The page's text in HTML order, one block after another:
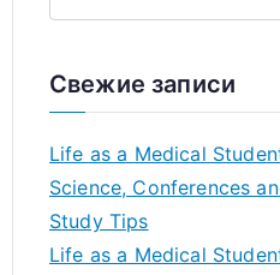
Свежие записи
Life as a Medical
Science, Conferences
Study Tips
Life as a Medical